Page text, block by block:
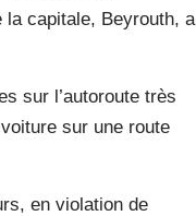
la capitale, Beyrouth, a
sur l’autoroute très
sur une route
en violation de